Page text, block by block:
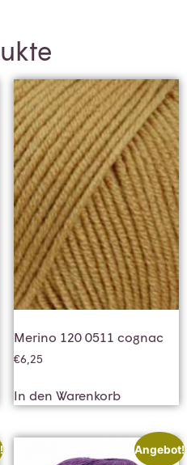
Merino 120 0511 cognac
€6,25
In den Warenkorb
Angebot!